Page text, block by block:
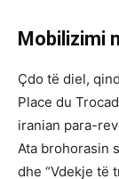
Mobilizimi
Çdo të diel,
Place du
iranian para-
Ata brohorasin
dhe “Vdekje të